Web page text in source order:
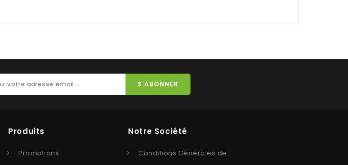
Produits
Promotions
Notre Société
Conditions Générales de